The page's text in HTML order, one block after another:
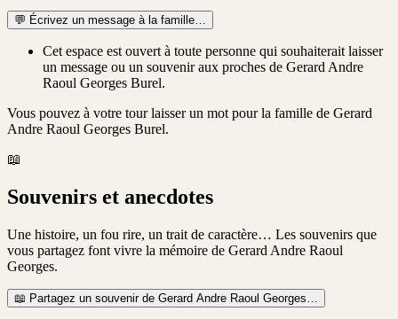
💬 Écrivez un message à la famille…
Cet espace est ouvert à toute personne qui souhaiterait laisser
un message ou un souvenir aux proches de Gerard Andre
Raoul Georges Burel.
Vous pouvez à votre tour laisser un mot pour la famille de Gerard
Andre Raoul Georges Burel.
📖
Souvenirs et anecdotes
Une histoire, un fou rire, un trait de caractère… Les souvenirs que
vous partagez font vivre la mémoire de Gerard Andre Raoul
Georges.
📖 Partagez un souvenir de Gerard Andre Raoul Georges…